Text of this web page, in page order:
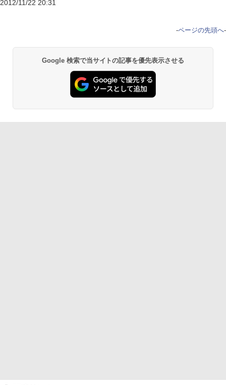
2012/11/22 20:31
-ページの先頭へ-
Google 検索で当サイトの記事を優先表示させる